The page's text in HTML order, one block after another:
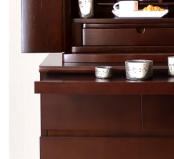
原産国
海外
正面表面材
紫檀色
笠・台輪・戸板
紫檀調着色（ホ
ホワイトオーク